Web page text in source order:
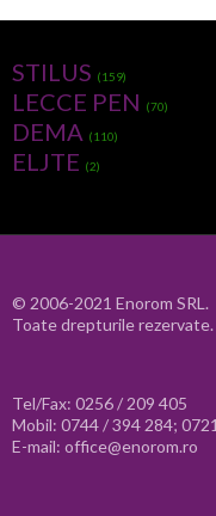
STILUS (159)
LECCE PEN (70)
DEMA (110)
ELJTE (2)
© 2006-2021 Enorom SRL.
Toate drepturile rezervate.
Tel/Fax: 0256 / 209 405
Mobil: 0744 / 394 284;
E-mail: office@enorom.ro